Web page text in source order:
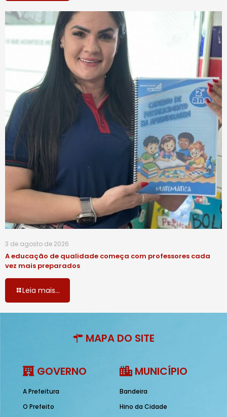
3 de agosto de 2026
A educação de qualidade começa com professores cada
vez mais preparados
Leia mais...
MAPA DO SITE
GOVERNO
A Prefeitura
O Prefeito
MUNICÍPIO
Bandeira
Hino da Cidade